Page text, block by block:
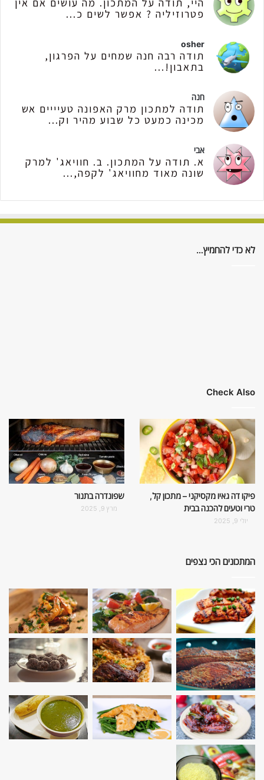
היי, תודה על המתכון. מה עושים אם אין
פטרוזיליה ? אפשר לשים כ...
osher
תודה רבה חנה שמחים על הפרגון,
בתאבון!...
חנה
תודה למתכון מרק האפונה טעיייים אש
מכינה כמעט כל שבוע מהיר וק...
אבי
א. תודה על המתכון. ב. חוויאג' למרק
שונה מאוד מחוויאג' לקפה,...
לא כדי להחמיץ…
Check Also
פיקו דה גאיו מקסיקני – מתכון קל,
טרי וטעים להכנה בבית
יולי 9, 2025
שפונדרה בתנור
מרץ 9, 2025
המתכונים הכי נצפים